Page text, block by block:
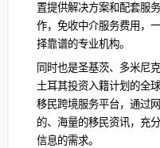
置提供解决方案和配套服
作，免收中介服务费用，
择靠谱的专业机构。
同时也是圣基茨、多米尼
土耳其投资入籍计划的全
移民跨境服务平台，通过
的、海量的移民资讯，充
信息的需求。